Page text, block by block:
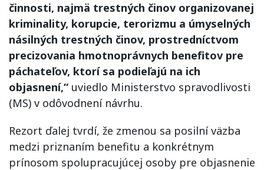
činnosti, najmä trestných činov organizovanej
kriminality, korupcie, terorizmu a úmyselných
násilných trestných činov, prostredníctvom
precizovania hmotnoprávnych benefitov pre
páchateľov, ktorí sa podieľajú na ich
objasnení,“ uviedlo Ministerstvo spravodlivosti
(MS) v odôvodnení návrhu.
Rezort ďalej tvrdí, že zmenou sa posilní väzba
medzi priznaním benefitu a konkrétnym
prínosom spolupracujúcej osoby pre objasnenie